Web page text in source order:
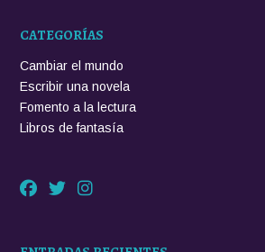
CATEGORÍAS
Cambiar el mundo
Escribir una novela
Fomento a la lectura
Libros de fantasía